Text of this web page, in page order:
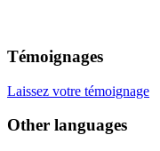
Témoignages
Laissez votre témoignage
Other languages